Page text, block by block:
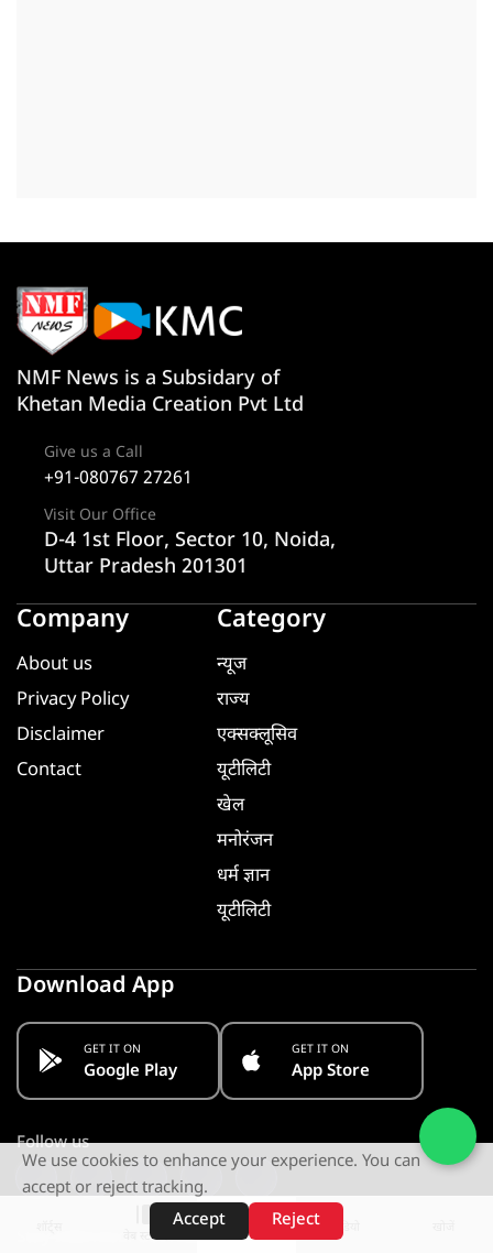
वेब स्टोरीज़
NMF News is a Subsidary of
Khetan Media Creation Pvt Ltd
Give us a Call
+91-080767 27261
Visit Our Office
D-4 1st Floor, Sector 10, Noida,
Uttar Pradesh 201301
Company
About us
Privacy Policy
Disclaimer
Contact
Category
न्यूज
राज्य
एक्सक्लूसिव
यूटीलिटी
खेल
मनोरंजन
धर्म ज्ञान
यूटीलिटी
Download App
GET IT ON
Google Play
GET IT ON
App Store
Follow us
Stay Informed. Get Notified
We use cookies to enhance your experience. You can
accept or reject tracking.
Accept
Reject